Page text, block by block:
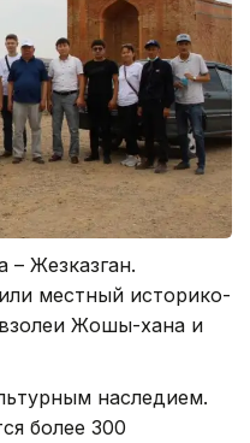
Жезказган.
местный историко-
Жошы-хана и
наследием.
более 300